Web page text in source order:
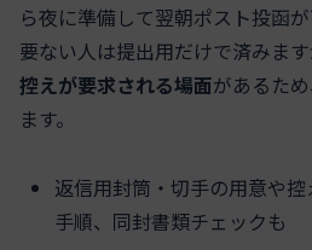
ら夜に準備して翌朝ポスト投函
要ない人は提出用だけで済みます
控えが要求される場面があるた
ます。
返信用封筒・切手の用意や
手順、同封書類チェックも